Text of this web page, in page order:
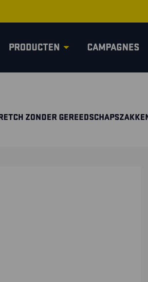
PRODUCTEN CAMPAGNES
ZONDER